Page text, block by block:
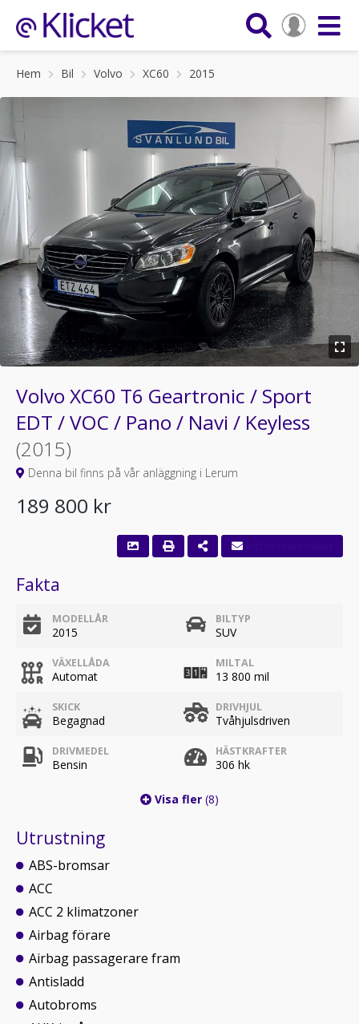
Hem Bil Volvo XC60 2015
Volvo XC60 T6 Geartronic / Sport
EDT / VOC / Pano / Navi / Keyless
(2015)
Denna bil finns på vår anläggning i Lerum
189 800 kr
Fakta
MODELLÅR
2015
BILTYP
SUV
VÄXELLÅDA
Automat
MILTAL
13 800 mil
SKICK
Begagnad
DRIVHJUL
Tvåhjulsdriven
DRIVMEDEL
Bensin
HÄSTKRAFTER
306 hk
Visa fler (8)
Utrustning
ABS-bromsar
ACC
ACC 2 klimatzoner
Airbag förare
Airbag passagerare fram
Antisladd
Autobroms